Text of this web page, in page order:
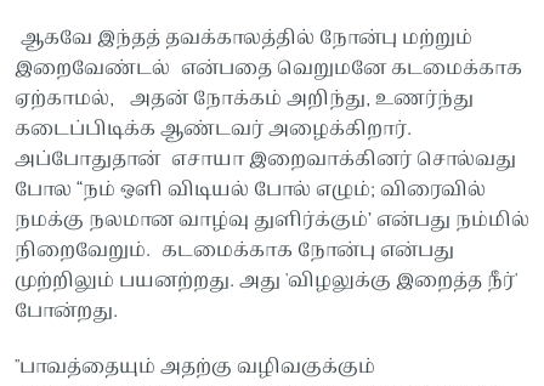
ஆகவே இந்தத் தவக்காலத்தில் நோன்பு மற்றும்
இறைவேண்டல் என்பதை வெறுமனே கடமைக்காக
ஏற்காமல், அதன் நோக்கம் அறிந்து, உணர்ந்து
கடைப்பிடிக்க ஆண்டவர் அழைக்கிறார்.
அப்போதுதான் எசாயா இறைவாக்கினர் சொல்வது
போல “நம் ஒளி விடியல் போல் எழும்; விரைவில்
நமக்கு நலமான வாழ்வு துளிர்க்கும்’ என்பது நம்மில்
நிறைவேறும். கடமைக்காக நோன்பு என்பது
முற்றிலும் பயனற்றது. அது 'விழலுக்கு இறைத்த நீர்'
போன்றது.
"பாவத்தையும் அதற்கு வழிவகுக்கும்